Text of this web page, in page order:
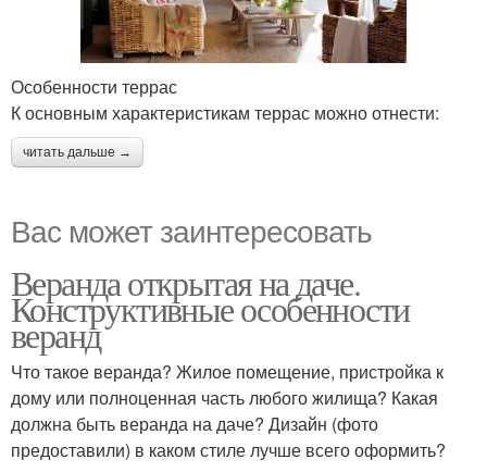
Особенности террас
К основным характеристикам террас можно отнести:
читать дальше →
Вас может заинтересовать
Веранда открытая на даче.
Конструктивные особенности
веранд
Что такое веранда? Жилое помещение, пристройка к
дому или полноценная часть любого жилища? Какая
должна быть веранда на даче? Дизайн (фото
предоставили) в каком стиле лучше всего оформить?